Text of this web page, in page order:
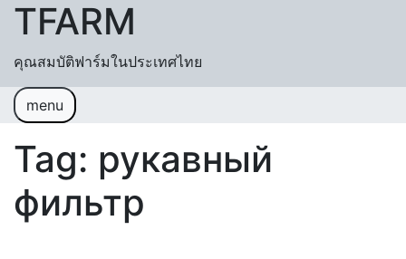
Skip to content
TFARM
คุณสมบัติฟาร์มในประเทศไทย
menu
หน้าแรก
ปฏิทิน
เข้าสู่ระบบ
สมัครสมาชิก
Tag: рукавный
фильтр